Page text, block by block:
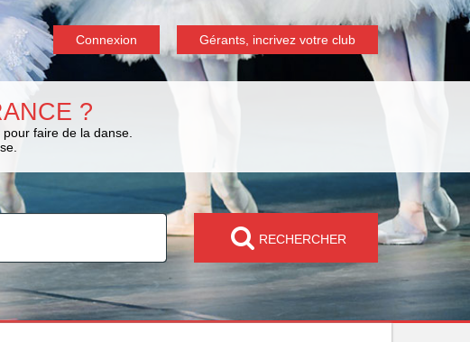
Connexion Gérants, incrivez votre club
?
faire de la danse.
RECHERCHER